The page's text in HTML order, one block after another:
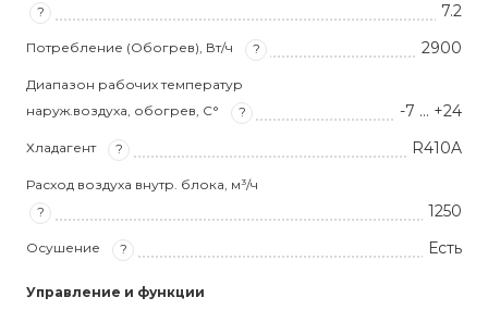
?
7.2
Потребление (Обогрев), Вт/ч ? 2900
Диапазон рабочих температур
наруж.воздуха, обогрев, С°
? -7 … +24
Хладагент ? R410A
Расход воздуха внутр. блока, м³/ч
?
1250
Осушение ? Есть
Управление и функции